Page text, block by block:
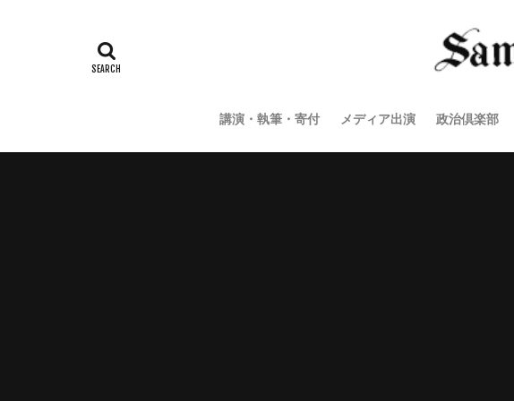
講演・執筆・寄付 メディア出演 政治倶楽部